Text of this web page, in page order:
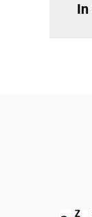
In